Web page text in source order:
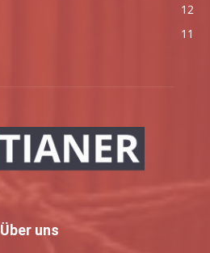
12
11
Über uns